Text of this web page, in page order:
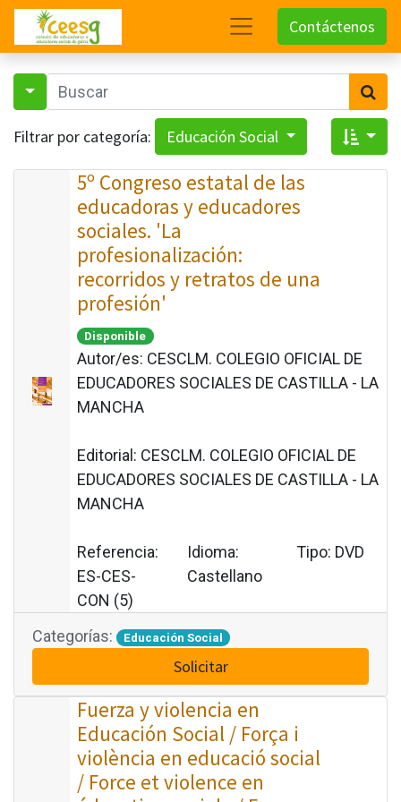
Contáctenos
Filtrar por categoría: Educación Social
5º Congreso estatal de las
educadoras y educadores
sociales. 'La
profesionalización:
recorridos y retratos de una
profesión'
Disponible
Autor/es: CESCLM. COLEGIO OFICIAL DE
EDUCADORES SOCIALES DE CASTILLA - LA
MANCHA
Editorial: CESCLM. COLEGIO OFICIAL DE
EDUCADORES SOCIALES DE CASTILLA - LA
MANCHA
Referencia:
ES-CES-
CON (5)
Idioma:
Castellano
Tipo: DVD
Categorías: Educación Social
Solicitar
Fuerza y violencia en
Educación Social / Força i
violència en educació social
/ Force et violence en